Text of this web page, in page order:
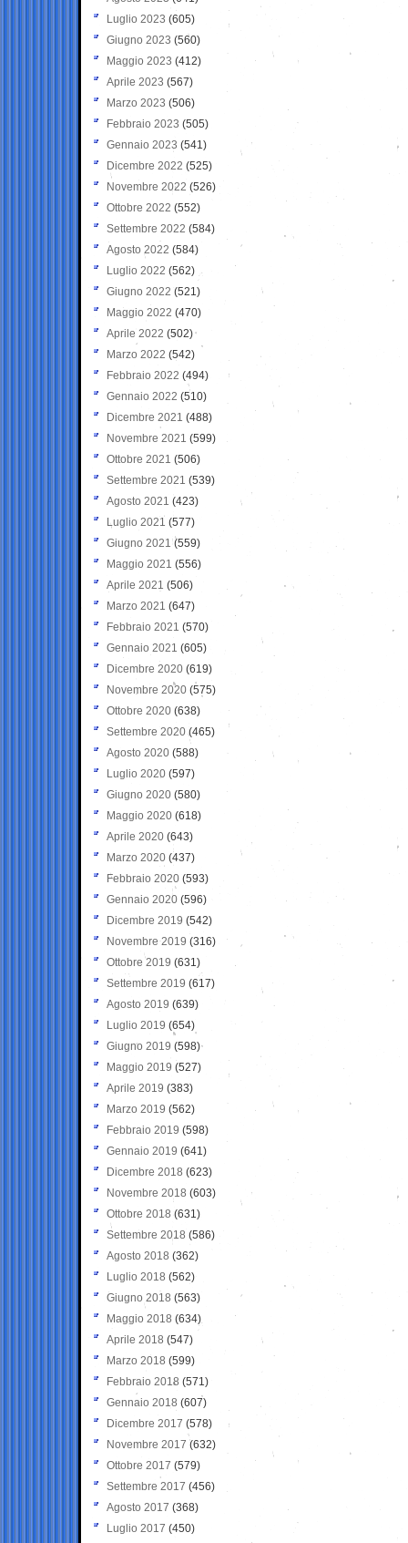
Luglio 2023 (605)
Giugno 2023 (560)
Maggio 2023 (412)
Aprile 2023 (567)
Marzo 2023 (506)
Febbraio 2023 (505)
Gennaio 2023 (541)
Dicembre 2022 (525)
Novembre 2022 (526)
Ottobre 2022 (552)
Settembre 2022 (584)
Agosto 2022 (584)
Luglio 2022 (562)
Giugno 2022 (521)
Maggio 2022 (470)
Aprile 2022 (502)
Marzo 2022 (542)
Febbraio 2022 (494)
Gennaio 2022 (510)
Dicembre 2021 (488)
Novembre 2021 (599)
Ottobre 2021 (506)
Settembre 2021 (539)
Agosto 2021 (423)
Luglio 2021 (577)
Giugno 2021(559)
Maggio 2021 (556)
Aprile 2021 (506)
Marzo 2021 (647)
Febbraio 2021 (570)
Gennaio 2021 (605)
Dicembre 2020 (619)
Novembre 2020 (575)
Ottobre 2020 (638)
Settembre 2020(465)
Agosto 2020 (588)
Luglio 2020 (597)
Giugno 2020 (580)
Maggio 2020 (618)
Aprile 2020 (643)
Marzo 2020 (437)
Febbraio 2020 (593)
Gennaio 2020 (596)
Dicembre 2019 (542)
Novembre 2019 (316)
Ottobre 2019 (631)
Settembre 2019 (617)
Agosto 2019 (639)
Luglio 2019 (654)
Giugno 2019 (598)
Maggio 2019 (527)
Aprile 2019 (383)
Marzo 2019 (562)
Febbraio 2019 (598)
Gennaio 2019 (641)
Dicembre 2018 (623)
Novembre 2018 (603)
Ottobre 2018 (631)
Settembre 2018 (586)
Agosto 2018 (362)
Luglio 2018 (562)
Giugno 2018 (563)
Maggio 2018 (634)
Aprile 2018 (547)
Marzo 2018 (599)
Febbraio 2018 (571)
Gennaio 2018 (607)
Dicembre 2017 (578)
Novembre 2017 (632)
Ottobre 2017 (579)
Settembre 2017 (456)
Agosto 2017 (368)
Luglio 2017 (450)